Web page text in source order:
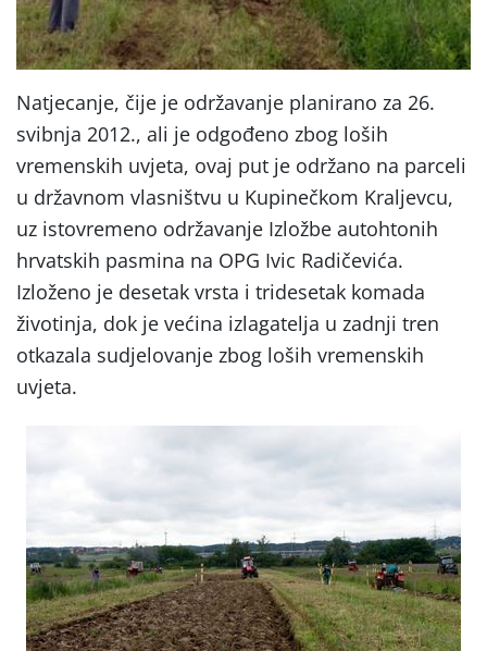
Natjecanje, čije je održavanje planirano za 26.
svibnja 2012., ali je odgođeno zbog loših
vremenskih uvjeta, ovaj put je održano na parceli
u državnom vlasništvu u Kupinečkom Kraljevcu,
uz istovremeno održavanje Izložbe autohtonih
hrvatskih pasmina na OPG Ivic Radičevića.
Izloženo je desetak vrsta i tridesetak komada
životinja, dok je većina izlagatelja u zadnji tren
otkazala sudjelovanje zbog loših vremenskih
uvjeta.